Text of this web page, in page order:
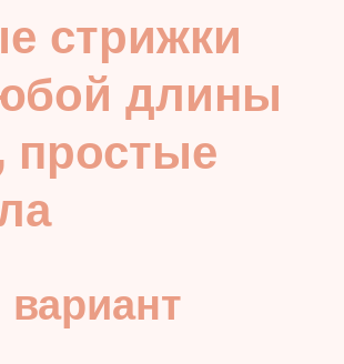
стрижки
длины
простые